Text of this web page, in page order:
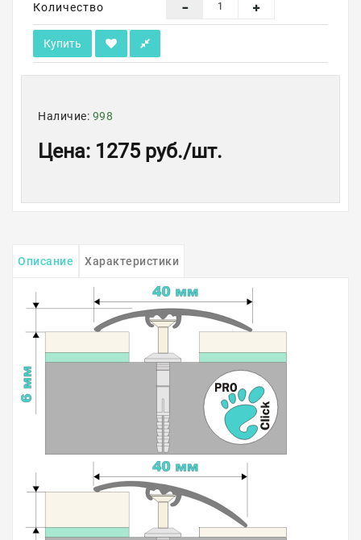
Количество
Купить
Наличие: 998
Цена: 1275 руб./шт.
Описание Характеристики